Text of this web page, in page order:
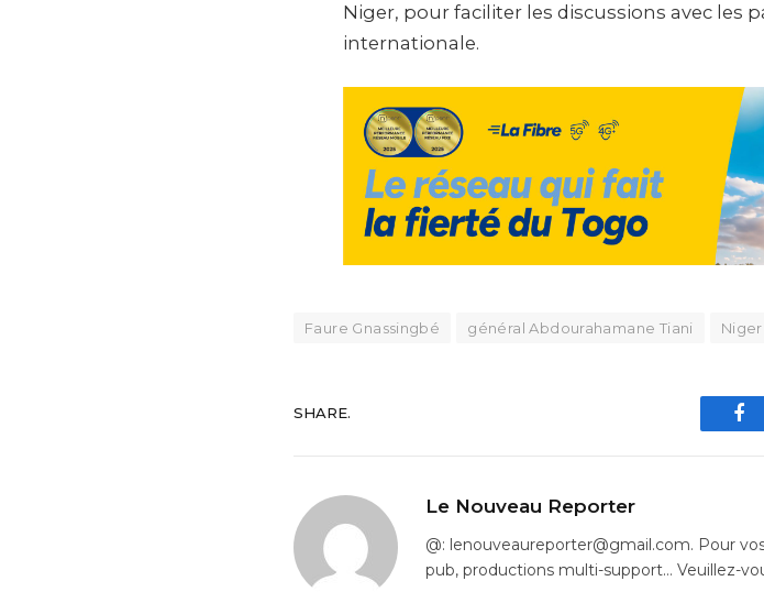
Niger, pour faciliter les discussions avec les
internationale.
Faure Gnassingbé général Abdourahamane Tiani Niger
SHARE.
Le Nouveau Reporter
@: lenouveaureporter@gmail.com. Pour
pub, productions multi-support… Veuillez-